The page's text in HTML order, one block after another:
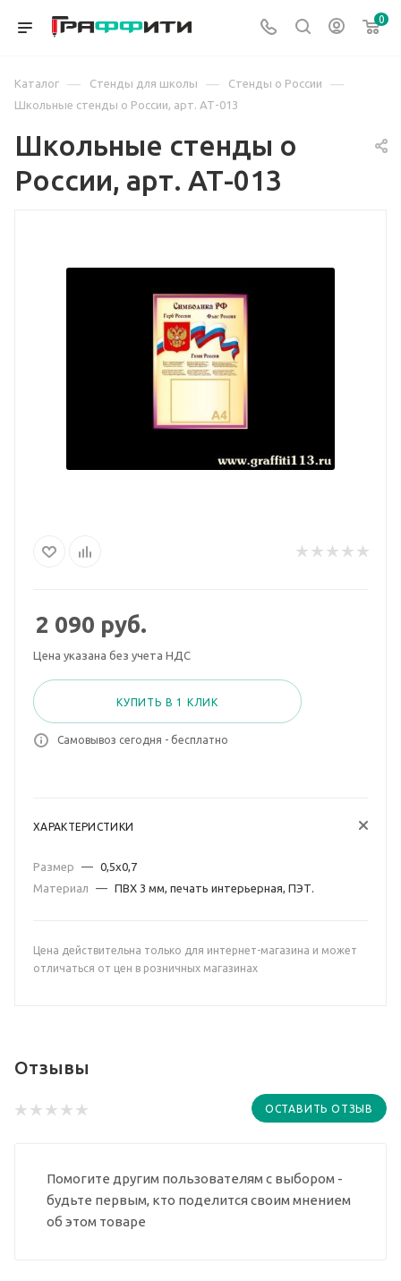
0
Каталог — Стенды для школы — Стенды о России —
Школьные стенды о России, арт. АТ-013
Школьные стенды о
России, арт. АТ-013
2 090 руб.
Цена указана без учета НДС
КУПИТЬ В 1 КЛИК
Самовывоз сегодня - бесплатно
ХАРАКТЕРИСТИКИ
Размер — 0,5х0,7
Материал
— ПВХ 3 мм, печать интерьерная, ПЭТ.
Цена действительна только для интернет-магазина и может
отличаться от цен в розничных магазинах
Отзывы
ОСТАВИТЬ ОТЗЫВ
Помогите другим пользователям с выбором -
будьте первым, кто поделится своим мнением
об этом товаре